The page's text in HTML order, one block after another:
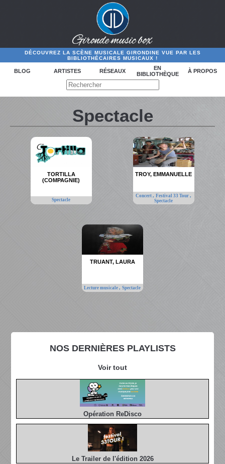
DÉCOUVREZ LA SCÈNE MUSICALE GIRONDINE VUE PAR LES
BIBLIOTHÉCAIRES MUSICAUX !
BLOG ARTISTES RÉSEAUX
EN
BIBLIOTHÈQUE
À PROPOS
NOS DERNIÈRES PLAYLISTS
Voir tout
Opération ReDisco
Le Trailer de l'édition 2026
Spectacle
TORTILLA
(COMPAGNIE)
Spectacle
TROY, EMMANUELLE
Concert,Festival 33 Tour,
Spectacle
TRUANT, LAURA
Lecture musicale,Spectacle